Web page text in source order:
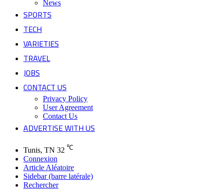
News
SPORTS
TECH
VARIETIES
TRAVEL
JOBS
CONTACT US
Privacy Policy
User Agreement
Contact Us
ADVERTISE WITH US
Tunis, TN 32 ℃
Connexion
Article Aléatoire
Sidebar (barre latérale)
Rechercher